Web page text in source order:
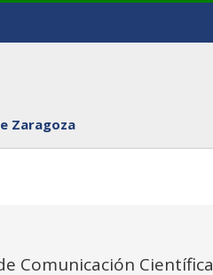
Zaragoza
Comunicación Científica